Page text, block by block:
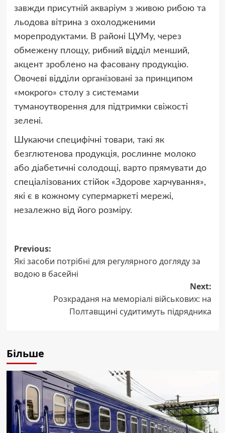
завжди присутній акваріум з живою рибою та
льодова вітрина з охолодженими
морепродуктами. В районі ЦУМу, через
обмежену площу, рибний відділ менший,
акцент зроблено на фасовану продукцію.
Овочеві відділи організовані за принципом
«мокрого» столу з системами
туманоутворення для підтримки свіжості
зелені.
Шукаючи специфічні товари, такі як
безглютенова продукція, рослинне молоко
або діабетичні солодощі, варто прямувати до
спеціалізованих стійок «Здорове харчування»,
які є в кожному супермаркеті мережі,
незалежно від його розміру.
Post
navigation
Previous:
Які засоби потрібні для регулярного догляду за
водою в басейні
Next:
Розкраданя на меморіалі військових: на
Полтавщині судитимуть підрядника
Більше